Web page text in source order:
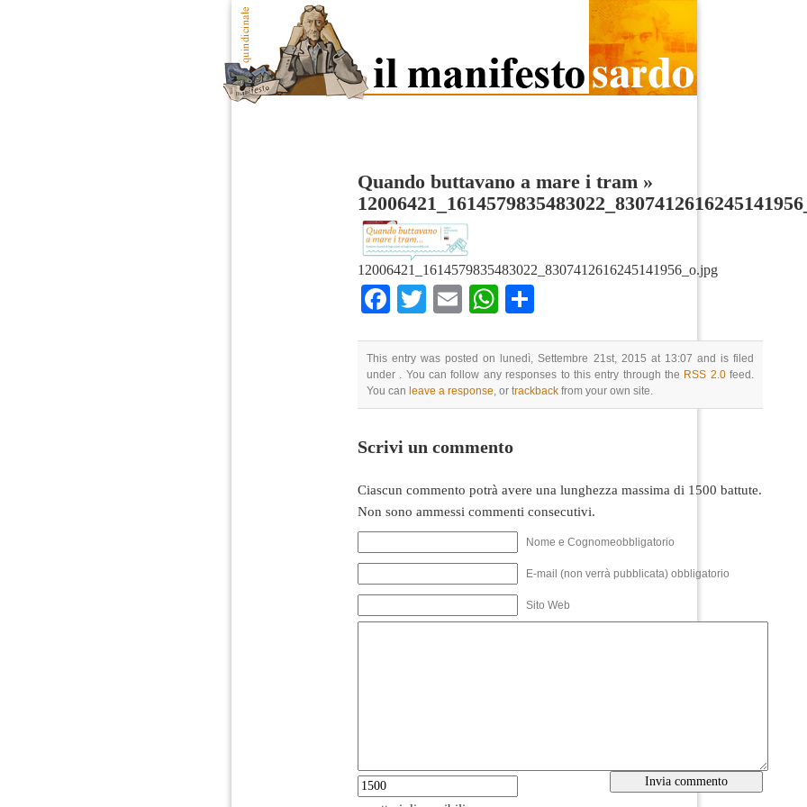
Quando buttavano a mare i tram »
12006421_1614579835483022_8307412616245141956_o.jpg
Facebook
TwitterEmailWhatsApp
This entry was posted on lunedì, Settembre 21st, 2015 at 13:07 and is filed
under . You can follow any responses to this entry through the RSS 2.0feed.
You can leave a response, or trackback from your own site.
Scrivi un commento
Ciascun commento potrà avere una lunghezza massima di 1500 battute.
Non sono ammessi commenti consecutivi.
Nome e Cognomeobbligatorio
E-mail (non verrà pubblicata) obbligatorio
Sito Web